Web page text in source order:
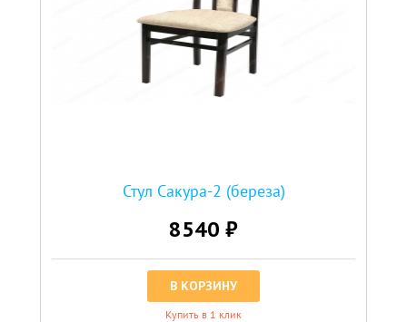
Стул Сакура-2 (береза)
8540 ₽
В КОРЗИНУ
Купить в 1 клик